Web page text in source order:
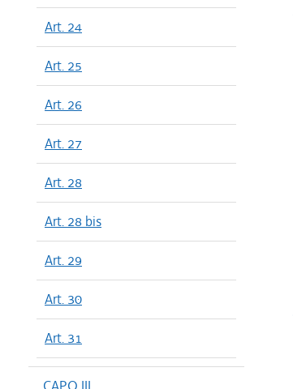
Art. 24
Art. 25
Art. 26
Art. 27
Art. 28
Art. 28 bis
Art. 29
Art. 30
Art. 31